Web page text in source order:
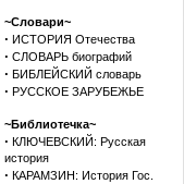
~Словари~
· ИСТОРИЯ Отечества
· СЛОВАРЬ биографий
· БИБЛЕЙСКИЙ словарь
· РУССКОЕ ЗАРУБЕЖЬЕ
~Библиотечка~
· КЛЮЧЕВСКИЙ: Русская
история
· КАРАМЗИН: История Гос.